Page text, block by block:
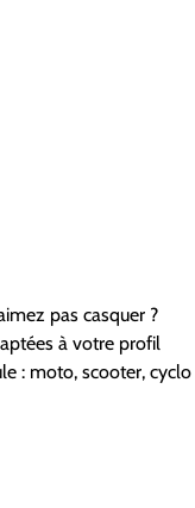
pas casquer ?
à votre profil
: moto, scooter, cyclo